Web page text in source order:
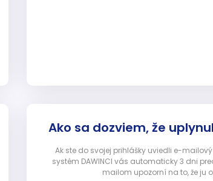
Ako sa dozviem, že
Ak ste do svojej prihlášky uviedli e-
systém DAWINCI vás automaticky 3 dni
mailom upozorní na to, že ju